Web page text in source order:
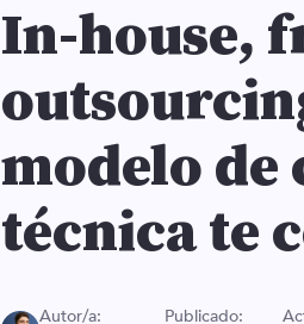
In-house,
modelo
técnica te
Autor/a: Publicado: